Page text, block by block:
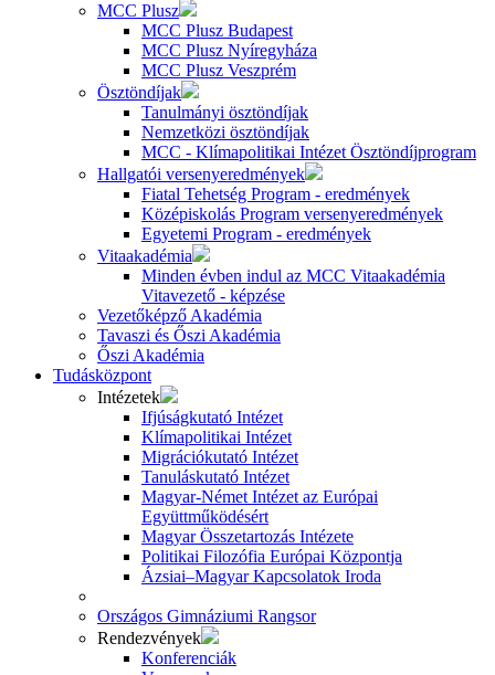
MCC Plusz
MCC Plusz Budapest
MCC Plusz Nyíregyháza
MCC Plusz Veszprém
Ösztöndíjak
Tanulmányi ösztöndíjak
Nemzetközi ösztöndíjak
MCC - Klímapolitikai Intézet Ösztöndíjprogram
Hallgatói versenyeredmények
Fiatal Tehetség Program - eredmények
Középiskolás Program versenyeredmények
Egyetemi Program - eredmények
Vitaakadémia
Minden évben indul az MCC Vitaakadémia
Vitavezető - képzése
Vezetőképző Akadémia
Tavaszi és Őszi Akadémia
Őszi Akadémia
Tudásközpont
Intézetek
Ifjúságkutató Intézet
Klímapolitikai Intézet
Migrációkutató Intézet
Tanuláskutató Intézet
Magyar-Német Intézet az Európai
Együttműködésért
Magyar Összetartozás Intézete
Politikai Filozófia Európai Központja
Ázsiai–Magyar Kapcsolatok Iroda
Országos Gimnáziumi Rangsor
Rendezvények
Konferenciák